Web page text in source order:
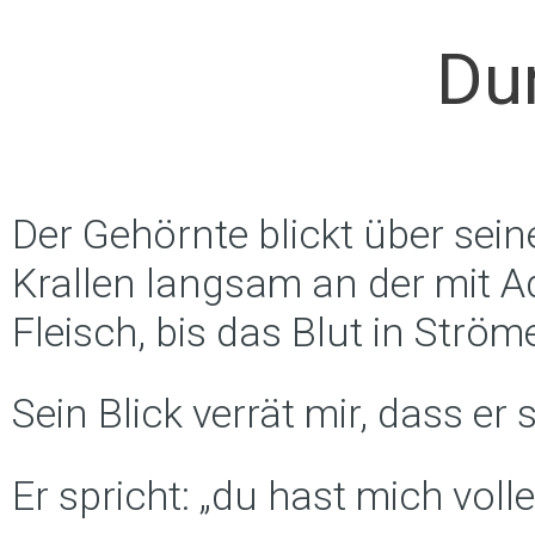
Der Gehörnte blickt über
Krallen langsam an der mit
Fleisch, bis das Blut in
Sein Blick verrät mir, dass
Er spricht: „du hast mich